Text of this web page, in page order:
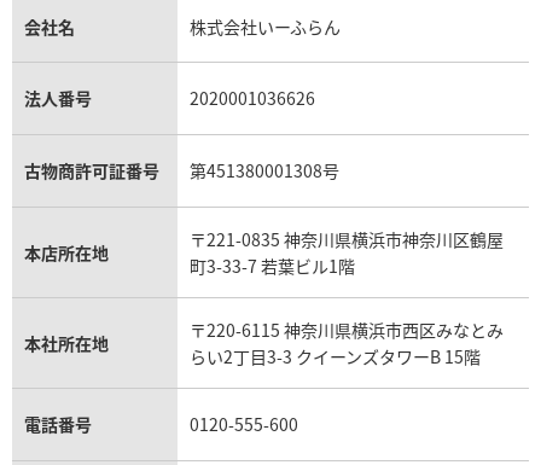
日時点の参考買取価格です
オーデマ ピゲ ジュールオー
15056OR.OO.0067CR.02
※2024年7月9日時点の参考買
貴金属買取
銀・シルバー買取
パラジウム買取
タンザナイト買取
キャッツアイ買取
アクアマリン買取
パテック フィリップノーチラス買取
ヴァシュロン・コンスタンタン買取
オメガ買取
カルティエ買取
フランク ミュラー買取
リシャール・ミル買取
パネライ買取
チューダー（チュードル）買取
シャネル マトラッセ買取
セリーヌ買取
プラダ買取
ショーメ買取
ダミアーニ買取
モーブッサン買取
会社名 株式会社いーふらん
法人番号 2020001036626
古物商許可証番号 第451380001308号
本店所在地
〒221-0835 神奈川県横浜市神奈川区鶴屋
町3-33-7 若葉ビル1階
本社所在地
〒220-6115 神奈川県横浜市西区みなとみ
らい2丁目3-3 クイーンズタワーB 15階
電話番号 0120-555-600